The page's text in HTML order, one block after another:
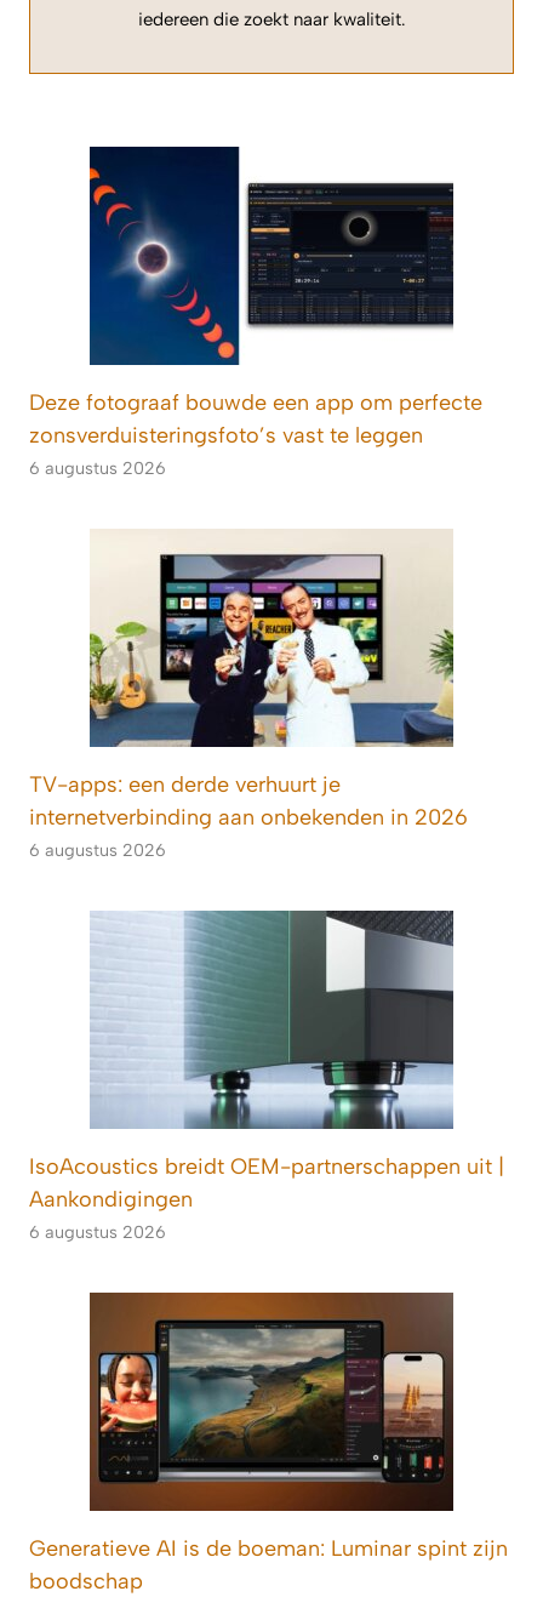
iedereen die zoekt naar kwaliteit.
Deze fotograaf bouwde een app om perfecte
zonsverduisteringsfoto’s vast te leggen
6 augustus 2026
TV-apps: een derde verhuurt je
internetverbinding aan onbekenden in 2026
6 augustus 2026
IsoAcoustics breidt OEM-partnerschappen uit |
Aankondigingen
6 augustus 2026
Generatieve AI is de boeman: Luminar spint zijn
boodschap